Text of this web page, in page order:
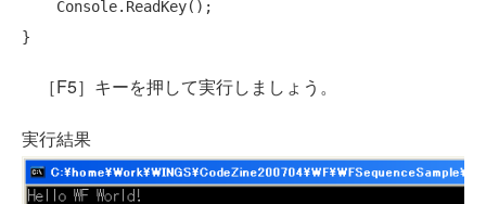
［F5］キーを押して実行しましょう。
実行結果